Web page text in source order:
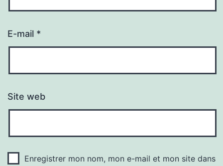
E-mail *
Site web
Enregistrer mon nom, mon e-mail et mon site dans